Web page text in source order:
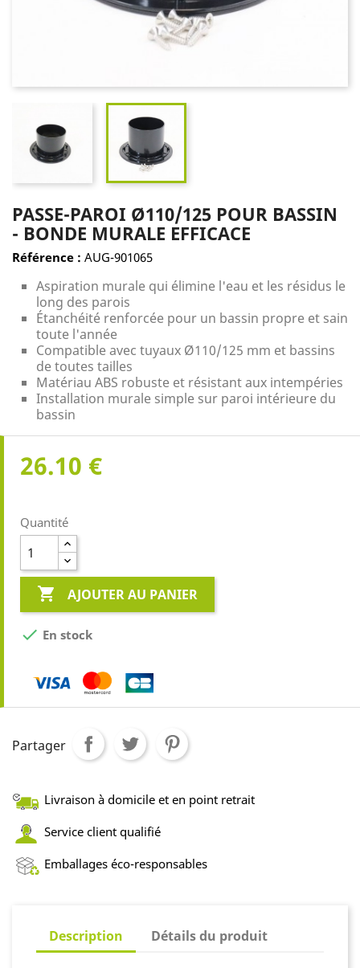
PASSE-PAROI Ø110/125 POUR BASSIN
- BONDE MURALE EFFICACE
Référence : AUG-901065
Aspiration murale qui élimine l'eau et les résidus le
long des parois
Étanchéité renforcée pour un bassin propre et sain
toute l'année
Compatible avec tuyaux Ø110/125 mm et bassins
de toutes tailles
Matériau ABS robuste et résistant aux intempéries
Installation murale simple sur paroi intérieure du
bassin
26.10 €
Quantité
 AJOUTER AU PANIER
 En stock
Partager
Livraison à domicile et en point retrait
Service client qualifié
Emballages éco-responsables
Description Détails du produit